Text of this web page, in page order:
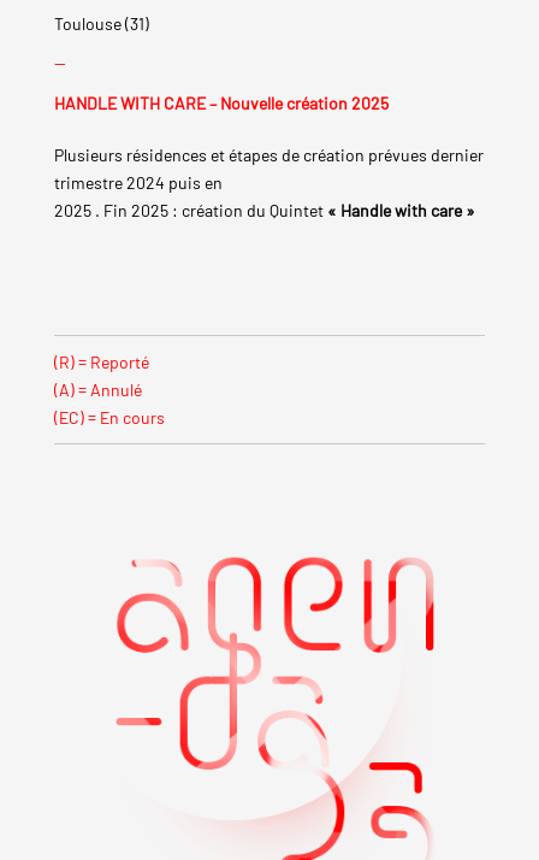
Toulouse (31)
—
HANDLE WITH CARE – Nouvelle création 2025
Plusieurs résidences et étapes de création prévues dernier
trimestre 2024 puis en
2025 . Fin 2025 : création du Quintet« Handle with care »
(R) = Reporté
(A) = Annulé
(EC) = En cours